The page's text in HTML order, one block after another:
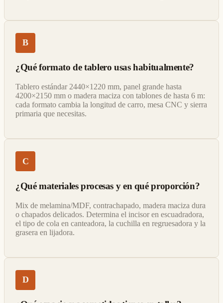
B
¿Qué formato de tablero usas habitualmente?
Tablero estándar 2440×1220 mm, panel grande hasta
4200×2150 mm o madera maciza con tablones de hasta 6 m:
cada formato cambia la longitud de carro, mesa CNC y sierra
primaria que necesitas.
C
¿Qué materiales procesas y en qué proporción?
Mix de melamina/MDF, contrachapado, madera maciza dura
o chapados delicados. Determina el incisor en escuadradora,
el tipo de cola en canteadora, la cuchilla en regruesadora y la
grasera en lijadora.
D